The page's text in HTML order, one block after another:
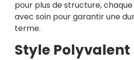
pour plus de structure,
avec soin pour garantir une
terme.
Style Polyvalent